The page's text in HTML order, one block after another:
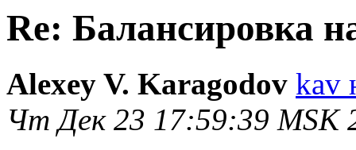
Re: Балансировка
Alexey V. Karagodov kav
Чт Дек 23 17:59:39 MSK